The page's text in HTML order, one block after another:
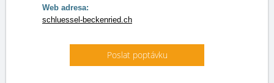
Web adresa:
schluessel-beckenried.ch
Poslat poptávku